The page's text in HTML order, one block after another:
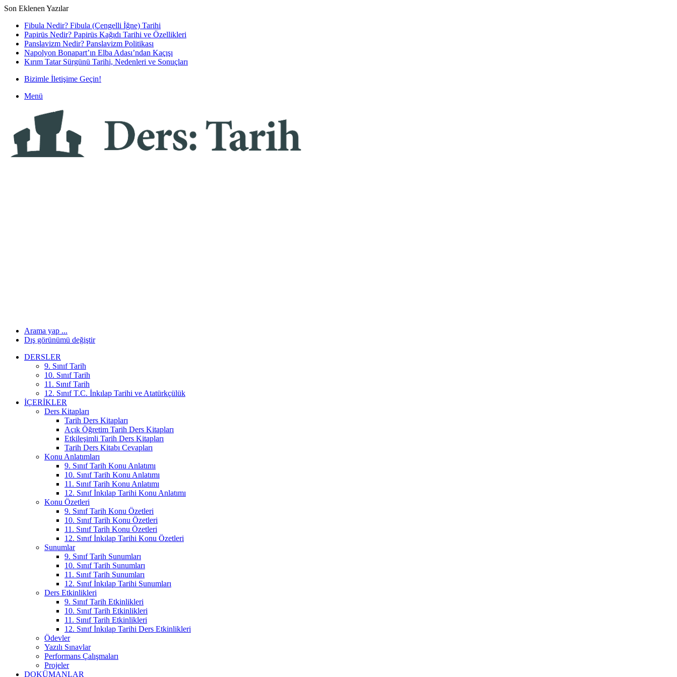
Son Eklenen Yazılar
Fibula Nedir? Fibula (Çengelli İğne) Tarihi
Papirüs Nedir? Papirüs Kağıdı Tarihi ve Özellikleri
Panslavizm Nedir? Panslavizm Politikası
Napolyon Bonapart’ın Elba Adası’ndan Kaçışı
Kırım Tatar Sürgünü Tarihi, Nedenleri ve Sonuçları
Bizimle İletişime Geçin!
Menü
Arama yap ...
Dış görünümü değiştir
DERSLER
9. Sınıf Tarih
10. Sınıf Tarih
11. Sınıf Tarih
12. Sınıf T.C. İnkılap Tarihi ve Atatürkçülük
İÇERIKLER
Ders Kitapları
Tarih Ders Kitapları
Açık Öğretim Tarih Ders Kitapları
Etkileşimli Tarih Ders Kitapları
Tarih Ders Kitabı Cevapları
Konu Anlatımları
9. Sınıf Tarih Konu Anlatımı
10. Sınıf Tarih Konu Anlatımı
11. Sınıf Tarih Konu Anlatımı
12. Sınıf İnkılap Tarihi Konu Anlatımı
Konu Özetleri
9. Sınıf Tarih Konu Özetleri
10. Sınıf Tarih Konu Özetleri
11. Sınıf Tarih Konu Özetleri
12. Sınıf İnkılap Tarihi Konu Özetleri
Sunumlar
9. Sınıf Tarih Sunumları
10. Sınıf Tarih Sunumları
11. Sınıf Tarih Sunumları
12. Sınıf İnkılap Tarihi Sunumları
Ders Etkinlikleri
9. Sınıf Tarih Etkinlikleri
10. Sınıf Tarih Etkinlikleri
11. Sınıf Tarih Etkinlikleri
12. Sınıf İnkılap Tarihi Ders Etkinlikleri
Ödevler
Yazılı Sınavlar
Performans Çalışmaları
Projeler
DOKÜMANLAR